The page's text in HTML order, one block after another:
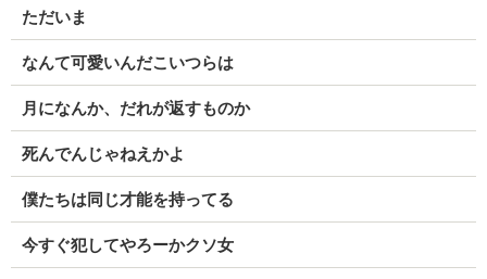
ただいま
なんて可愛いんだこいつらは
月になんか、だれが返すものか
死んでんじゃねえかよ
僕たちは同じ才能を持ってる
今すぐ犯してやろーかクソ女